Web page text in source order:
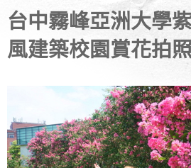
台中霧峰亞洲大學
風建築校園賞花拍